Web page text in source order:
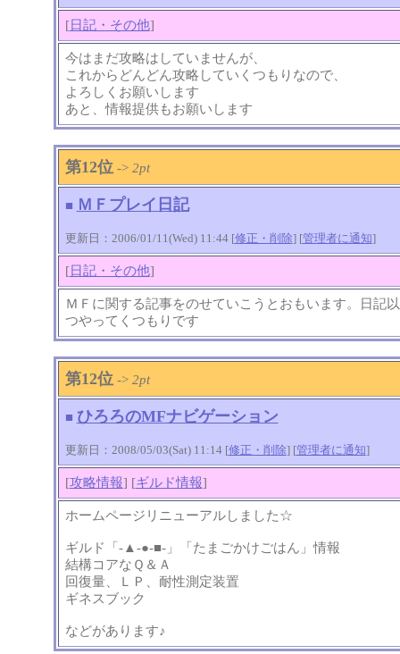
[日記・その他]
今はまだ攻略はしていませんが、
これからどんどん攻略していくつもりなので、
よろしくお願いします
あと、情報提供もお願いします
第12位 -> 2pt
■ ＭＦプレイ日記
更新日：2006/01/11(Wed) 11:44 [修正・削除] [管理者に通知]
[日記・その他]
ＭＦに関する記事をのせていこうとおもいます。日記
つやってくつもりです
第12位 -> 2pt
■ ひろろのMFナビゲーション
更新日：2008/05/03(Sat) 11:14 [修正・削除] [管理者に通知]
[攻略情報] [ギルド情報]
ホームページリニューアルしました☆
ギルド「-▲-●-■-」「たまごかけごはん」情報
結構コアなＱ＆Ａ
回復量、ＬＰ、耐性測定装置
ギネスブック
などがあります♪